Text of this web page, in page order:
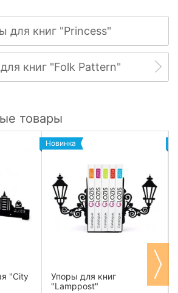
для книг "Princess"
книг "Folk Pattern"
товары
"City
Новинка
Упоры для книг
"Lamppost"